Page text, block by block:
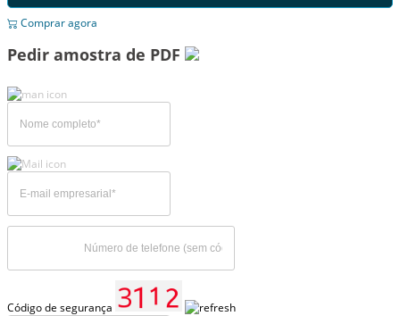
Comprar agora
Pedir amostra de PDF
Código de segurança